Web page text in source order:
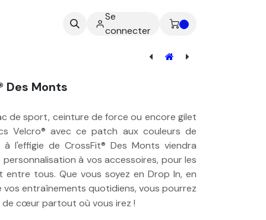
Se
connecter
0
Des Monts
de sport, ceinture de force ou encore gilet
Velcro® avec ce patch aux couleurs de
à l'effigie de CrossFit® Des Monts viendra
à vos accessoires, pour les
entre tous. Que vous soyez en Drop In, en
entraînements quotidiens, vous pourrez
cœur partout où vous irez !